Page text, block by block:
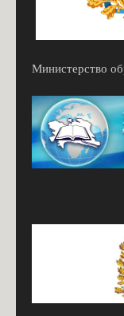
Министерство